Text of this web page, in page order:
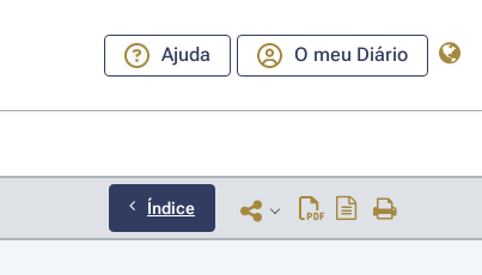
Ajuda O meu Diário
Índice